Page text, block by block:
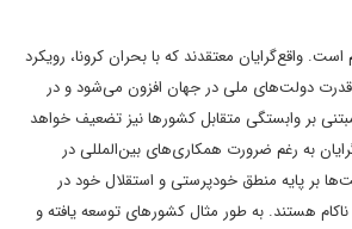
واقع‌گرایان معتقدند که با بحران کرونا، رویکرد
دولت‌های ملی در جهان افزون می‌شود و در
بر وابستگی متقابل کشورها نیز تضعیف خواهد
به رغم ضرورت همکاری‌های بین‌المللی در
بر پایه منطق خودپرستی و استقلال خود در
هستند. به طور مثال کشورهای توسعه یافته و